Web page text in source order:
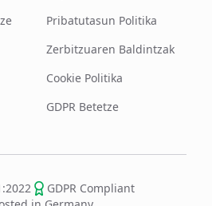
Pribatutasun Politika
Zerbitzuaren Baldintzak
Cookie Politika
GDPR Betetze
GDPR Compliant